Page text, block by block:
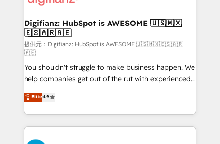
investment
Transformation / Web Development • RevOps &
Sales Consulting • Marketing Automation What
makes us different? 🚀 Top 0.5% of global HubSpot
agencies ⚙️ The strongest technical ability and
integration capabilities 💼 Consultative, long-term
partners who will embed ourselves into your
business, processes and systems 🏢 We specialise in
working with mid-market and enterprise
organisations, global organisations and those with
complex use cases 🏆 CRM Implementation,
Platform Enablement, Custom Integration and
Digifianz: HubSpot is AWESOME 🇺🇸🇲🇽
🇪🇸🇦🇷🇦🇪
提供元：Digifianz: HubSpot is AWESOME 🇺🇸🇲🇽🇪🇸🇦🇷
🇦🇪
You shouldn't struggle to make business happen. We
help companies get out of the rut with experienced,
process-oriented teams implementing HubSpot
Marketing, Sales, Service, CMS and Operations Hub,
so selling and actually engaging with your customers
feels easy and pain-free. We are a top ranked
HubSpot Elite Partner, winner of Rookie of the Year
Elite4.9